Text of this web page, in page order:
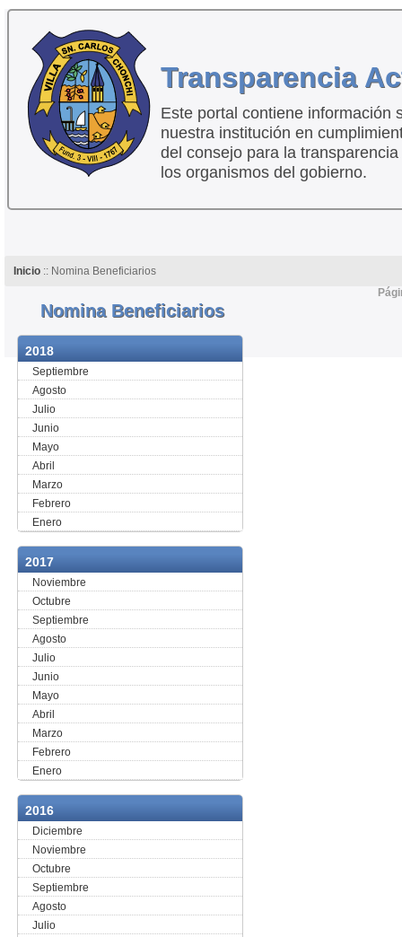
Transparencia
Este portal contiene información
nuestra institución en
del consejo para la
los organismos del gobierno.
Inicio:: Nomina Beneficiarios
Nomina Beneficiarios
2018
Septiembre
Agosto
Julio
Junio
Mayo
Abril
Marzo
Febrero
Enero
2017
Noviembre
Octubre
Septiembre
Agosto
Julio
Junio
Mayo
Abril
Marzo
Febrero
Enero
2016
Diciembre
Noviembre
Octubre
Septiembre
Agosto
Julio